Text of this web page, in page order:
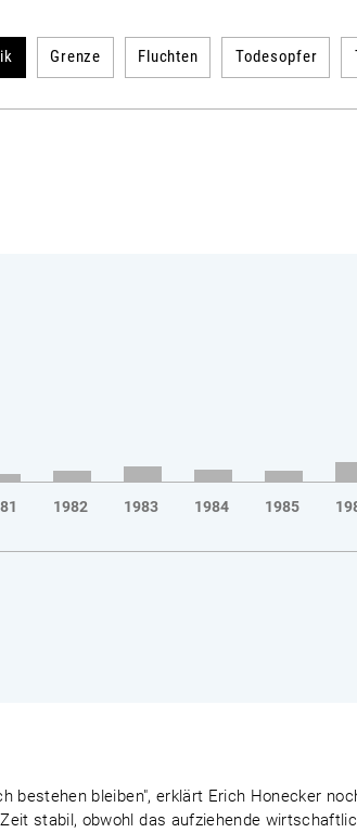
Grenze Fluchten Todesopfer
1982 1983 1984 1985
bestehen bleiben", erklärt Erich Honecker
stabil, obwohl das aufziehende